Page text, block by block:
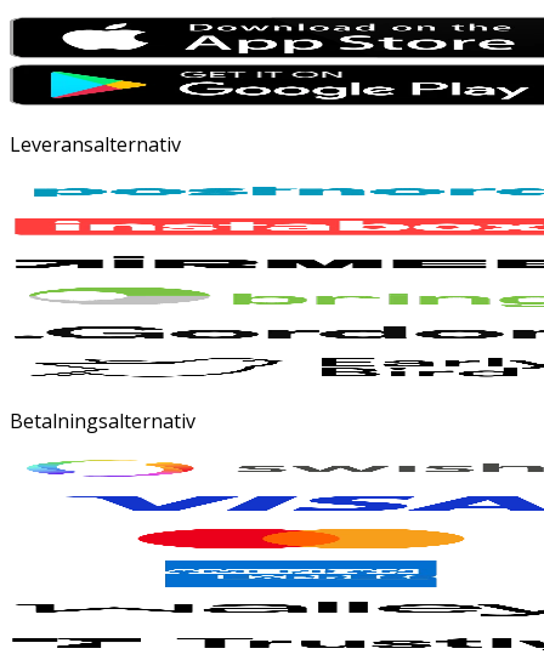
Leveransalternativ
Betalningsalternativ